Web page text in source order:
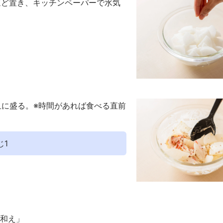
置き、キッチンペーパーで水気
盛る。※時間があれば食べる直前
1
え」